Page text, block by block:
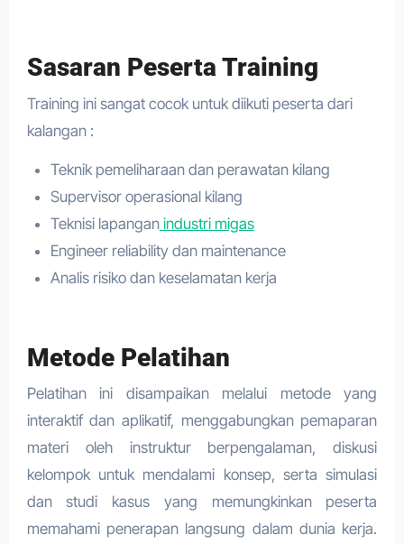
Sasaran Peserta Training
Training ini sangat cocok untuk diikuti peserta dari
kalangan :
Teknik pemeliharaan dan perawatan kilang
Supervisor operasional kilang
Teknisi lapanganindustri migas
Engineer reliability dan maintenance
Analis risiko dan keselamatan kerja
Metode Pelatihan
Pelatihan ini disampaikan melalui metode yang
interaktif dan aplikatif, menggabungkan pemaparan
materi oleh instruktur berpengalaman, diskusi
kelompok untuk mendalami konsep, serta simulasi
dan studi kasus yang memungkinkan peserta
memahami penerapan langsung dalam dunia kerja.